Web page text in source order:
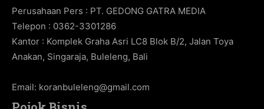
Perusahaan Pers : PT. GEDONG GATRA MEDIA
Telepon : 0362-3301286
Kantor : Komplek Graha Asri LC8 Blok B/2, Jalan Toya
Anakan, Singaraja, Buleleng, Bali
Email: koranbuleleng@gmail.com